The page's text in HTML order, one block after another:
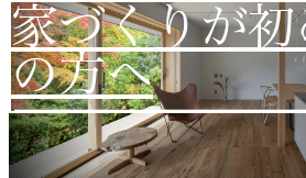
家づくりが初
の方へ